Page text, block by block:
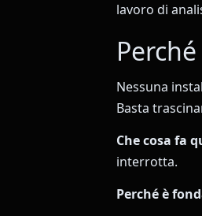
lavoro di
Nessuna
Basta
Che cosa fa
interrotta.
Perché è